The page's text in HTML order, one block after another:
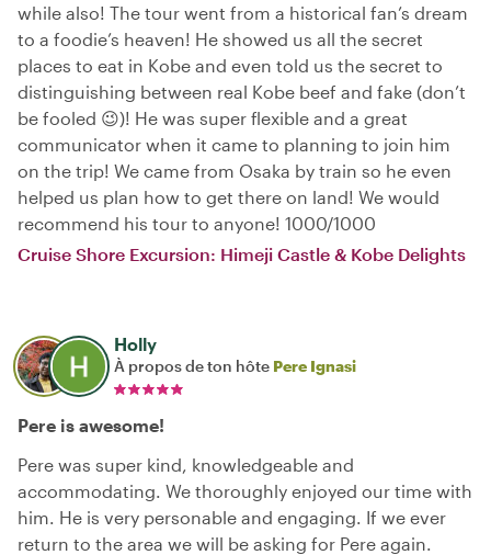
while also! The tour went from a historical fan’s dream
to a foodie’s heaven! He showed us all the secret
places to eat in Kobe and even told us the secret to
distinguishing between real Kobe beef and fake (don’t
be fooled 😉)! He was super flexible and a great
communicator when it came to planning to join him
on the trip! We came from Osaka by train so he even
helped us plan how to get there on land! We would
recommend his tour to anyone! 1000/1000
Cruise Shore Excursion: Himeji Castle & Kobe Delights
Holly
À propos de ton hôte Pere Ignasi
Pere is awesome!
Pere was super kind, knowledgeable and
accommodating. We thoroughly enjoyed our time with
him. He is very personable and engaging. If we ever
return to the area we will be asking for Pere again.